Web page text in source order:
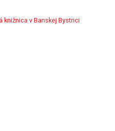
knižnica v Banskej Bystrici